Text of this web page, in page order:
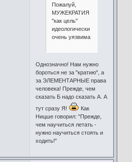
Пожалуй,
МУЖЕКРАТИЯ
"как цель"
идеологически
очень уязвима
Однозначно! Нам нужно
бороться не за "кратию", а
за ЭЛЕМЕНТАРНЫЕ права
человека! Прежде, чем
сказать Б надо сказать А. А
тут сразу Я!
Как
Ницше говорил: "Прежде,
чем научиться летать -
нужно научиться стоять и
ходить!"